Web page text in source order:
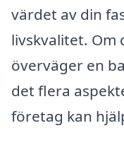
värdet av din
livskvalitet. Om
överväger en
det flera
företag kan